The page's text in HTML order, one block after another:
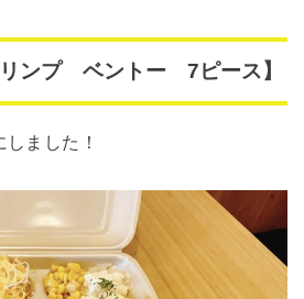
リンプ ベントー 7ピース】
しました！